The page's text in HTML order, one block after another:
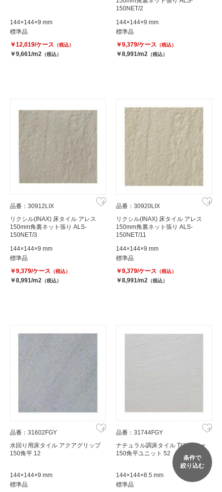
144×144×9 mm
標準品
￥12,019/ケース （税込）
￥9,661/m2 （税込）
150NET/2
144×144×9 mm
標準品
￥9,379/ケース （税込）
￥8,991/m2 （税込）
品番：30912LIX
リクシル(INAX) 床タイル アレス
150mm角裏ネット張り ALS-
150NET/3
144×144×9 mm
標準品
￥9,379/ケース （税込）
￥8,991/m2 （税込）
品番：30920LIX
リクシル(INAX) 床タイル アレス
150mm角裏ネット張り ALS-
150NET/11
144×144×9 mm
標準品
￥9,379/ケース （税込）
￥8,991/m2 （税込）
品番：31602FGY
水回り用床タイル アクアグリップ
150角平 12
144×144×9 mm
標準品
品番：31744FGY
ナチュラル調床タイル TIフロアー
150角平ユニット 52
144×144×8.5 mm
標準品
条件で
絞り込む